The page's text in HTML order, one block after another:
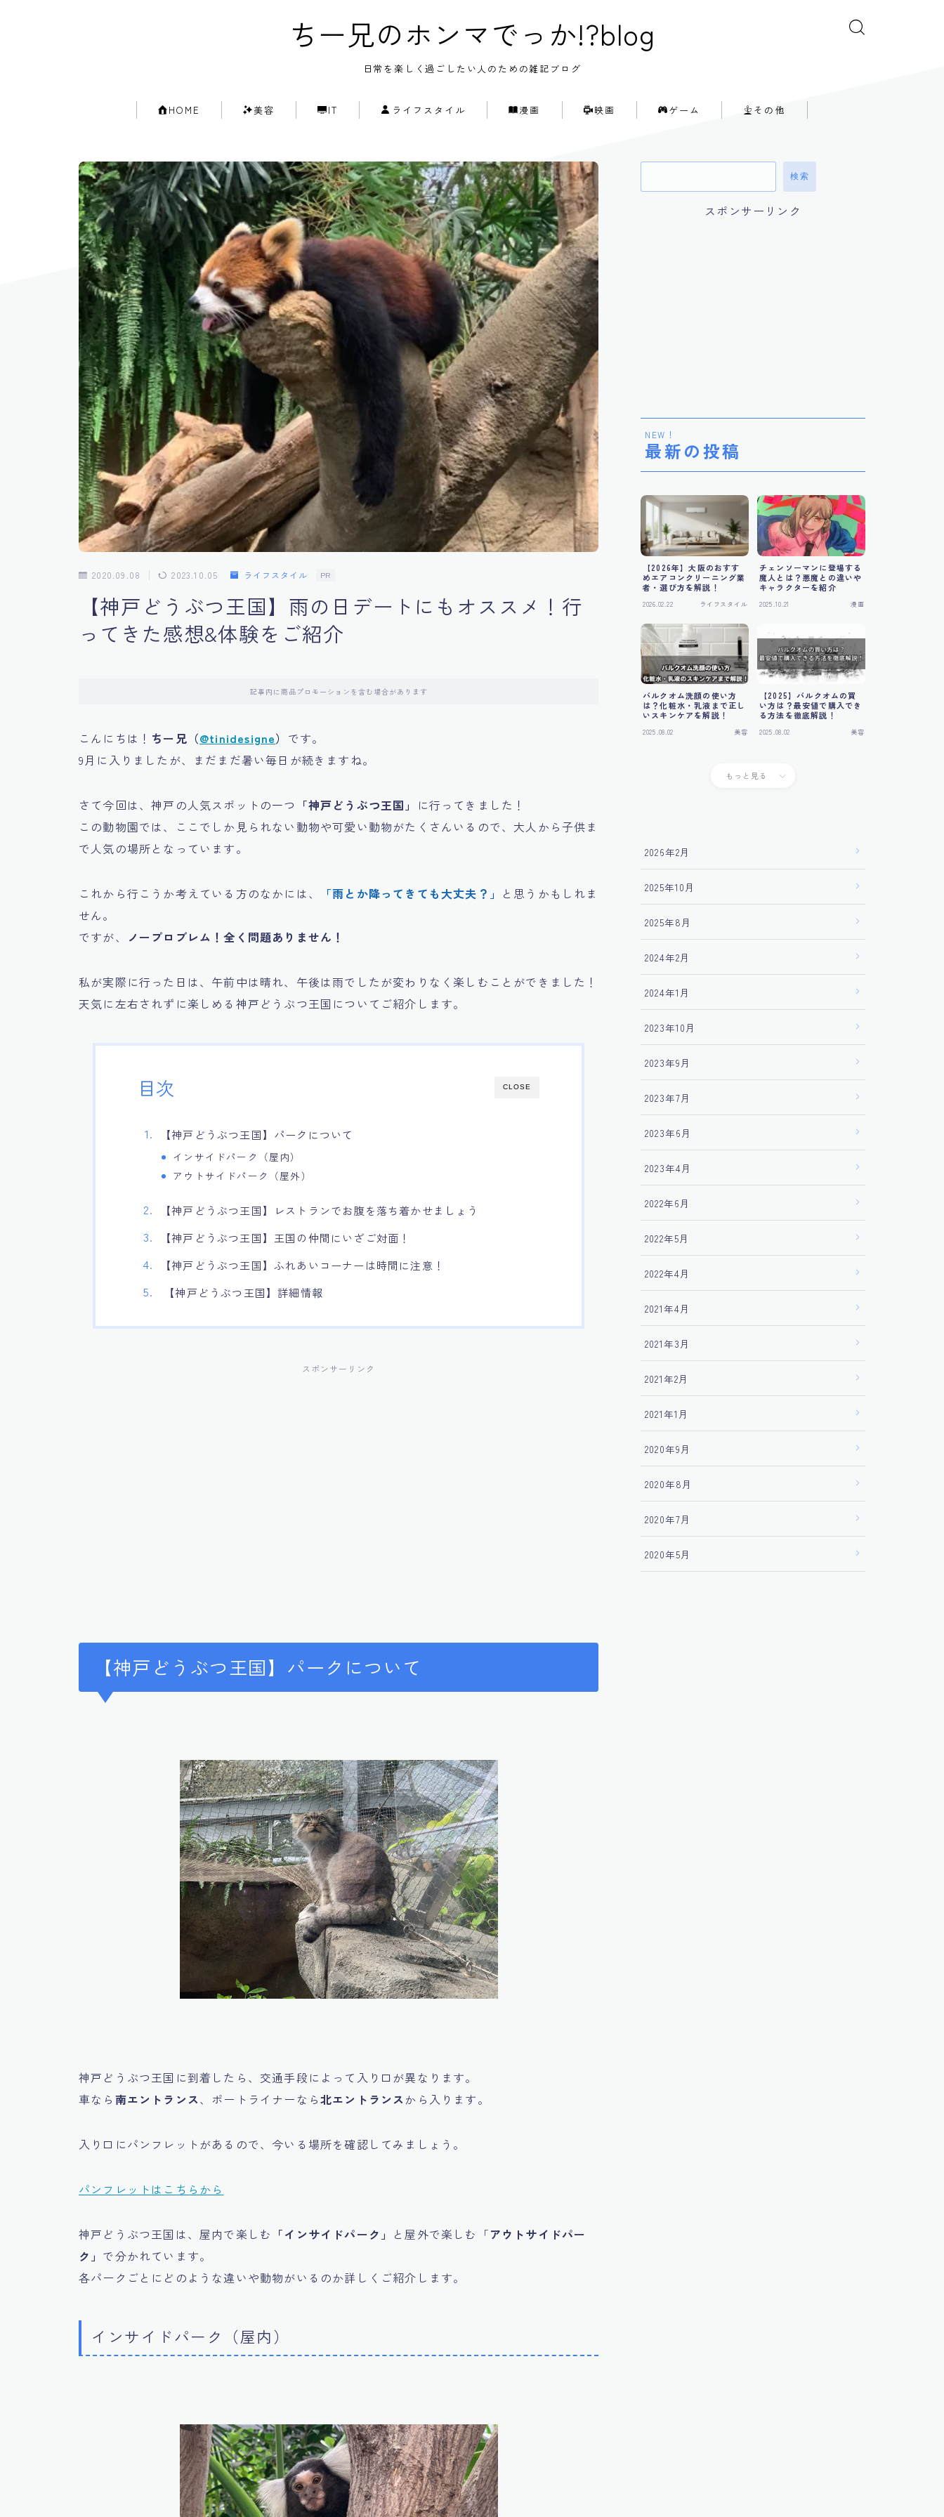
ちー兄のホンマでっか!?blog
日常を楽しく過ごしたい人のための雑記ブログ
HOME 美容 IT ライフスタイル 漫画 映画 ゲーム その他
2020.09.08 2023.10.05 ライフスタイル PR
【神戸どうぶつ王国】雨の日デートにもオススメ！行
ってきた感想&体験をご紹介
記事内に商品プロモーションを含む場合があります
こんにちは！ ちー兄（@tinidesigne） です。
9月に入りましたが、まだまだ暑い毎日が続きますね。
さて今回は、神戸の人気スポットの一つ 「神戸どうぶつ王国」
に行ってきました！
この動物園では、ここでしか見られない動物や可愛い動物がたくさんいるので、大人から子供ま
で人気の場所となっています。
これから行こうか考えている方のなかには、 「雨とか降ってきても大丈夫？」 と思うかもしれま
せん。
ですが、
ノープロブレム！全く問題ありません！
私が実際に行った日は、午前中は晴れ、午後は雨でしたが変わりなく楽しむことができました！
天気に左右されずに楽しめる神戸どうぶつ王国についてご紹介します。
CLOSE
目次
【神戸どうぶつ王国】パークについて
インサイドパーク（屋内）
アウトサイドパーク（屋外）
【神戸どうぶつ王国】レストランでお腹を落ち着かせましょう
【神戸どうぶつ王国】王国の仲間にいざご対面！
【神戸どうぶつ王国】ふれあいコーナーは時間に注意！
【神戸どうぶつ王国】詳細情報
スポンサーリンク
【神戸どうぶつ王国】パークについて
神戸どうぶつ王国に到着したら、交通手段によって入り口が異なります。
車なら 南エントランス、ポートライナーなら北エントランスから入ります。
入り口にパンフレットがあるので、今いる場所を確認してみましょう。
パンフレットはこちらから
神戸どうぶつ王国は、屋内で楽しむ 「インサイドパーク」 と屋外で楽しむ「アウトサイドパー
ク」 で分かれています。
各パークごとにどのような違いや動物がいるのか詳しくご紹介します。
インサイドパーク（屋内）
検索
スポンサーリンク
NEW！
最新の投稿
【2026年】大阪のおすす
めエアコンクリーニング業
者・選び方を解説！
2026.02.22 ライフスタイル
チェンソーマンに登場する
魔人とは？悪魔との違いや
キャラクターを紹介
2025.10.21 漫画
バルクオム洗顔の使い方
は？化粧水・乳液まで正し
いスキンケアを解説！
2025.08.02 美容
【2025】バルクオムの買
い方は？最安値で購入でき
る方法を徹底解説！
2025.08.02 美容
もっと見る
2026年2月
2025年10月
2025年8月
2024年2月
2024年1月
2023年10月
2023年9月
2023年7月
2023年6月
2023年4月
2022年6月
2022年5月
2022年4月
2021年4月
2021年3月
2021年2月
2021年1月
2020年9月
2020年8月
2020年7月
2020年5月